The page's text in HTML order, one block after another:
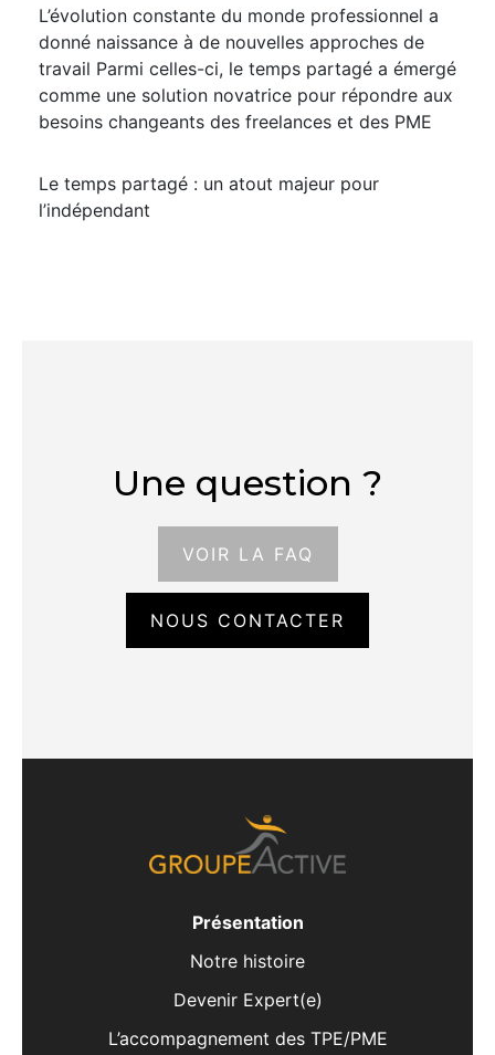
L’évolution constante du monde professionnel a
donné naissance à de nouvelles approches de
travail Parmi celles-ci, le temps partagé a émergé
comme une solution novatrice pour répondre aux
besoins changeants des freelances et des PME
Le temps partagé : un atout majeur pour
l’indépendant
Une question ?
VOIR LA FAQ
NOUS CONTACTER
Présentation
Notre histoire
Devenir Expert(e)
L’accompagnement des TPE/PME